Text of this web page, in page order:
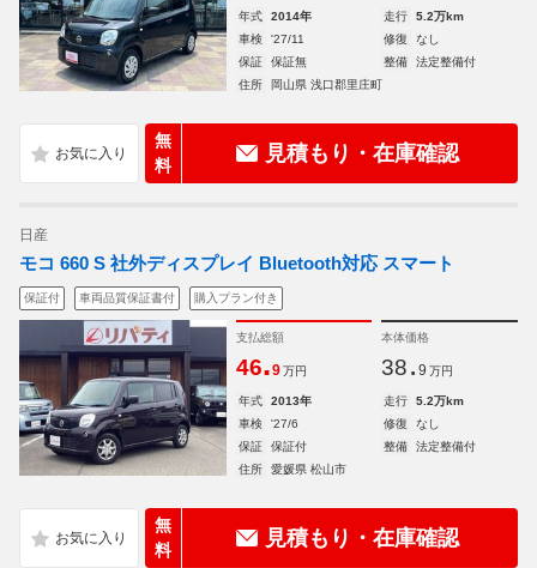
年式 2014年 走行
5.2万km
車検
'27/11 修復
なし
保証
保証無 整備
法定整備付
住所
岡山県 浅口郡里庄町
無
料
見積もり・在庫確認
日産
モコ 660 S 社外ディスプレイ Bluetooth対応 スマート
保証付 車両品質保証書付 購入プラン付き
支払総額
46.9 万円
本体価格
38. 9 万円
年式 2013年 走行
5.2万km
車検
'27/6 修復
なし
保証
保証付 整備
法定整備付
住所
愛媛県 松山市
無
料
見積もり・在庫確認